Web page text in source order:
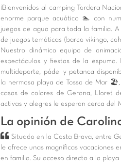
¡Bienvenidos al camping Tordera-
enorme parque acuático 🏊 con
juegos de agua para toda la familia.
de juegos temáticas (barco vikingo,
Nuestro dinámico equipo de
espectáculos y fiestas de la espuma.
multideporte, pádel y petanca
la hermosa playa de Tossa de Mar
casas de colores de Gerona, Lloret
activas y alegres le esperan cerca del
La opinión de
Situado en la Costa Brava, entre
le ofrece unas magníficas vacaciones
en familia. Su acceso directo a la